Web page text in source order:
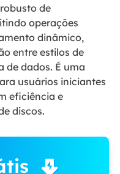
de
operações
dinâmico,
entre estilos de
de dados. É uma
usuários iniciantes
eficiência e
discos.